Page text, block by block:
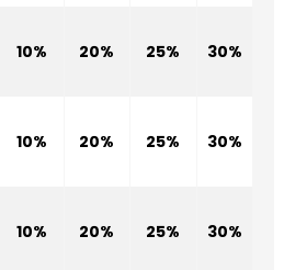
10% 20% 25% 30%
10% 20% 25% 30%
10% 20% 25% 30%